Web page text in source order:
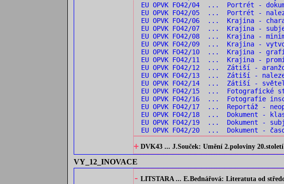
EU OPVK FO42/04 ... Portrét -
EU OPVK FO42/05 ... Portrét -
EU OPVK FO42/06 ... Krajina -
EU OPVK FO42/07 ... Krajina -
EU OPVK FO42/08 ... Krajina -
EU OPVK FO42/09 ... Krajina -
EU OPVK FO42/10 ... Krajina -
EU OPVK FO42/11 ... Krajina -
EU OPVK FO42/12 ... Zátiší -
EU OPVK FO42/13 ... Zátiší -
EU OPVK FO42/14 ... Zátiší -
EU OPVK FO42/15 ... Fotografické
EU OPVK FO42/16 ... Fotografie
EU OPVK FO42/17 ... Reportáž -
EU OPVK FO42/18 ... Dokument -
EU OPVK FO42/19 ... Dokument -
EU OPVK FO42/20 ... Dokument -
+ DVK43 ... J.Souček: Umění 2.poloviny
VY_12_INOVACE
- LITSTARA ... E.Bednářová: Literatuta od